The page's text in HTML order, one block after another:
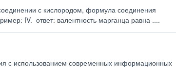
с кислородом, формула соединения
IV. ответ: валентность марганца равна .​...
с использованием современных информационных